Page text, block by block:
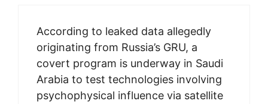
According to leaked data allegedly
originating from Russia’s GRU, a
covert program is underway in Saudi
Arabia to test technologies involving
psychophysical influence via satellite